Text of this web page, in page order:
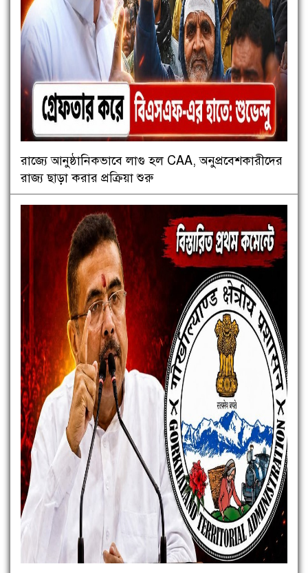
রাজ্যে আনুষ্ঠানিকভাবে লাগু হল CAA, অনুপ্রবেশকারীদের
রাজ্য ছাড়া করার প্রক্রিয়া শুরু